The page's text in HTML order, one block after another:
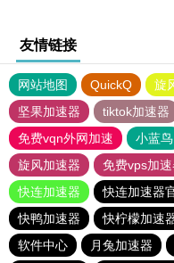
友情链接
网站地图 QuickQ 旋
坚果加速器
tiktok加速器
免费vqn外网加速
小蓝鸟
旋风加速器
免费vps加
快连加速器
快连加速器
快鸭加速器
快柠檬加速
软件中心
月兔加速器